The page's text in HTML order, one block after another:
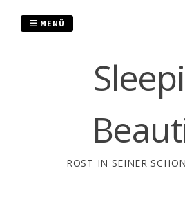
ROST IN SEINER
MENÜ